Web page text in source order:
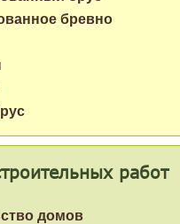
работ
домов
бревно